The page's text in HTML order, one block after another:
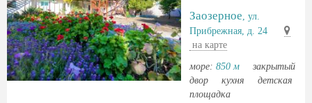
Заозерное, ул.
Прибрежная, д. 24
на карте
море: 850 м
закрытый
двор
кухня
детская
площадка